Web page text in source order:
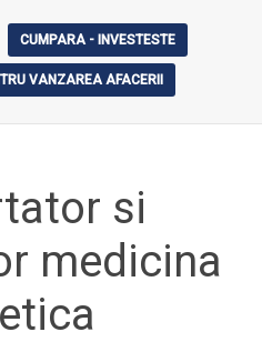
CUMPARA - INVESTESTE
VANZAREA AFACERII
si
medicina